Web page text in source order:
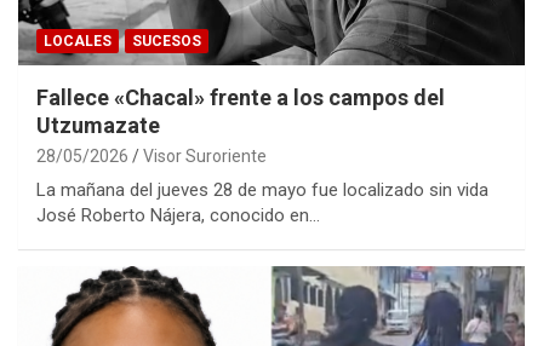
LOCALES SUCESOS
Fallece «Chacal» frente a los campos del
Utzumazate
28/05/2026 Visor Suroriente
La mañana del jueves 28 de mayo fue localizado sin vida
José Roberto Nájera, conocido en…